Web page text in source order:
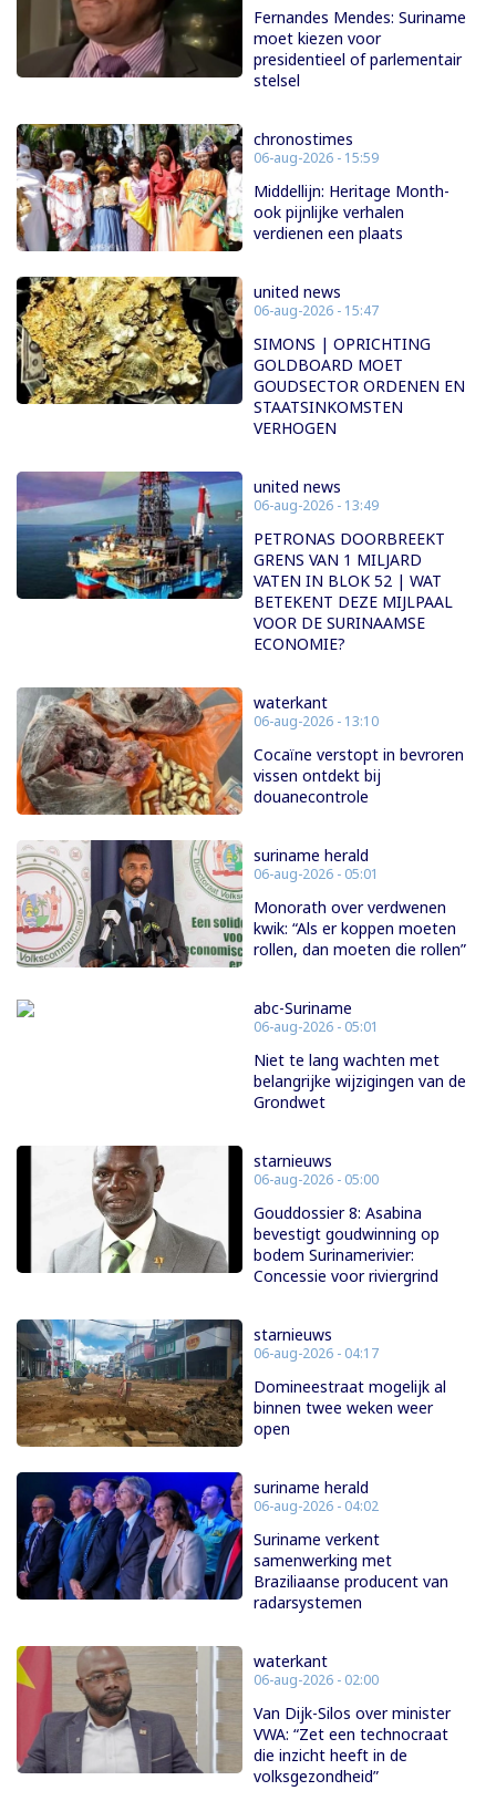
Fernandes Mendes: Suriname
moet kiezen voor
presidentieel of parlementair
stelsel
chronostimes
06-aug-2026 - 15:59
Middellijn: Heritage Month-
ook pijnlijke verhalen
verdienen een plaats
united news
06-aug-2026 - 15:47
SIMONS | OPRICHTING
GOLDBOARD MOET
GOUDSECTOR ORDENEN EN
STAATSINKOMSTEN
VERHOGEN
united news
06-aug-2026 - 13:49
PETRONAS DOORBREEKT
GRENS VAN 1 MILJARD
VATEN IN BLOK 52 | WAT
BETEKENT DEZE MIJLPAAL
VOOR DE SURINAAMSE
ECONOMIE?
waterkant
06-aug-2026 - 13:10
Cocaïne verstopt in bevroren
vissen ontdekt bij
douanecontrole
suriname herald
06-aug-2026 - 05:01
Monorath over verdwenen
kwik: “Als er koppen moeten
rollen, dan moeten die rollen”
abc-Suriname
06-aug-2026 - 05:01
Niet te lang wachten met
belangrijke wijzigingen van de
Grondwet
starnieuws
06-aug-2026 - 05:00
Gouddossier 8: Asabina
bevestigt goudwinning op
bodem Surinamerivier:
Concessie voor riviergrind
starnieuws
06-aug-2026 - 04:17
Domineestraat mogelijk al
binnen twee weken weer
open
suriname herald
06-aug-2026 - 04:02
Suriname verkent
samenwerking met
Braziliaanse producent van
radarsystemen
waterkant
06-aug-2026 - 02:00
Van Dijk-Silos over minister
VWA: “Zet een technocraat
die inzicht heeft in de
volksgezondheid”